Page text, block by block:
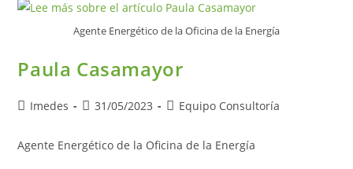
Agente Energético de la Oficina de la Energía
Paula Casamayor
Autor
la
entrada:
Imedes
Publicación
la
entrada:
31/05/2023
Categoría
la
Equipo Consultoría
Agente Energético de la Oficina de la Energía